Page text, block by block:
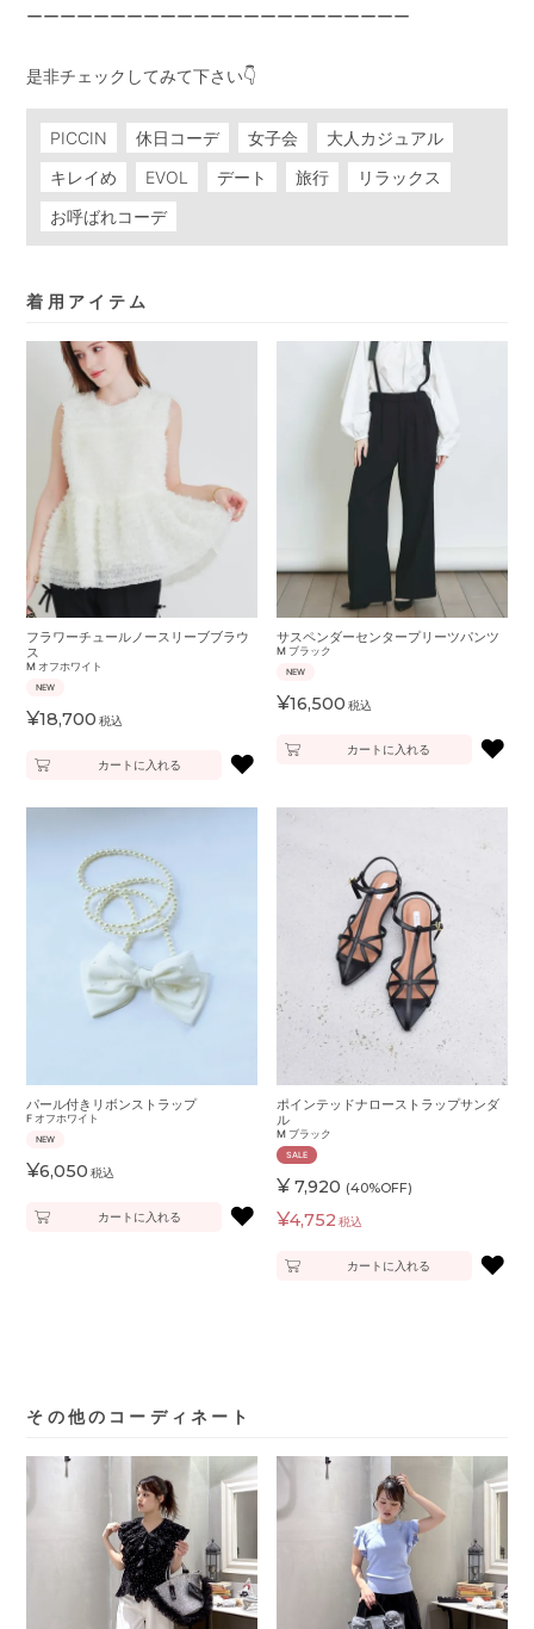
ーーーーーーーーーーーーーーーーーーーーーーー
是非チェックしてみて下さい👇
PICCIN 休日コーデ 女子会
大人カジュアル
キレイめ
EVOL デート 旅行
リラックス
お呼ばれコーデ
着用アイテム
フラワーチュールノースリーブブラウ
ス
M オフホワイト
NEW
¥18,700 税込
カートに入れる ♥
サスペンダーセンタープリーツパンツ
M ブラック
NEW
¥16,500 税込
カートに入れる ♥
パール付きリボンストラップ
F オフホワイト
NEW
¥6,050 税込
カートに入れる ♥
ポインテッドナローストラップサンダ
ル
M ブラック
SALE
¥ 7,920 (40%OFF)
¥4,752 税込
カートに入れる ♥
その他のコーディネート